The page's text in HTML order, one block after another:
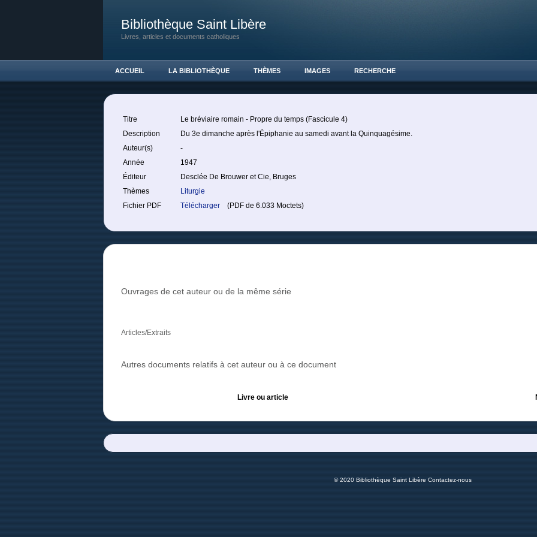
Bibliothèque Saint Libère
Livres, articles et documents catholiques
ACCUEIL LA BIBLIOTHÈQUE THÈMES IMAGES RECHERCHE
Titre
Le bréviaire romain - Propre du temps (Fascicule 4)
Description
Du 3e dimanche après l'Épiphanie au samedi avant la Quinquagésime.
Auteur(s)
-
Année
1947
Éditeur
Desclée De Brouwer et Cie, Bruges
Thèmes
Liturgie
Fichier PDF
Télécharger (PDF de 6.033 Moctets)
Ouvrages de cet auteur ou de la même série
Articles/Extraits
Autres documents relatifs à cet auteur ou à ce document
Livre ou article
© 2020 Bibliothèque Saint Libère Contactez-nous